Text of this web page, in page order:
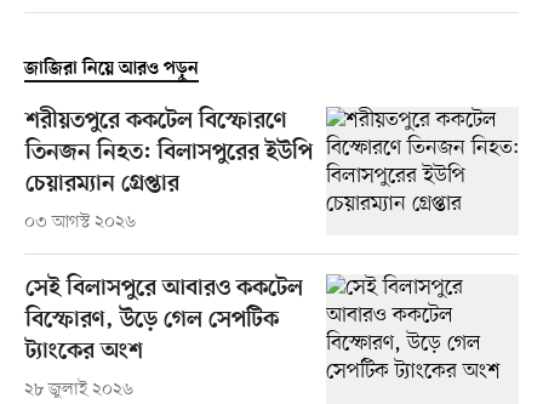
জাজিরা নিয়ে আরও পড়ুন
শরীয়তপুরে ককটেল বিস্ফোরণে
তিনজন নিহত: বিলাসপুরের ইউপি
চেয়ারম্যান গ্রেপ্তার
০৩ আগস্ট ২০২৬
সেই বিলাসপুরে আবারও ককটেল
বিস্ফোরণ, উড়ে গেল সেপটিক
ট্যাংকের অংশ
২৮ জুলাই ২০২৬